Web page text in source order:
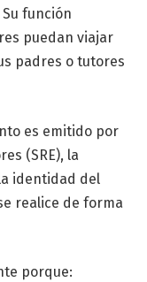
función
puedan viajar
padres o tutores
es emitido por
(SRE), la
identidad del
realice de forma
porque: